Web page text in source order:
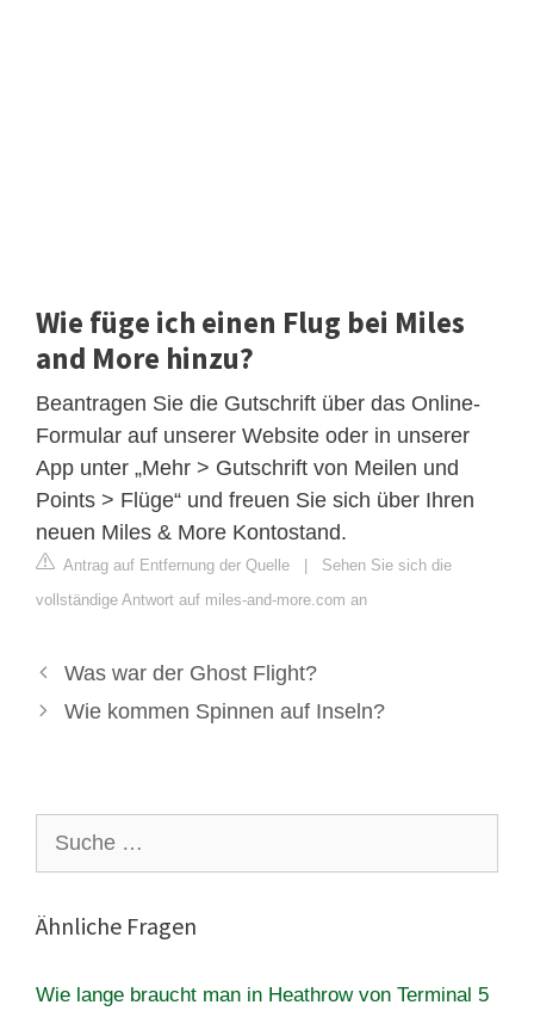
Wie füge ich einen Flug bei Miles
and More hinzu?
Beantragen Sie die Gutschrift über das Online-
Formular auf unserer Website oder in unserer
App unter „Mehr > Gutschrift von Meilen und
Points > Flüge“ und freuen Sie sich über Ihren
neuen Miles & More Kontostand.
Antrag auf Entfernung der Quelle | Sehen Sie sich die
vollständige Antwort auf miles-and-more.com an
Was war der Ghost Flight?
Wie kommen Spinnen auf Inseln?
nach:
Ähnliche Fragen
Wie lange braucht man in Heathrow von Terminal 5